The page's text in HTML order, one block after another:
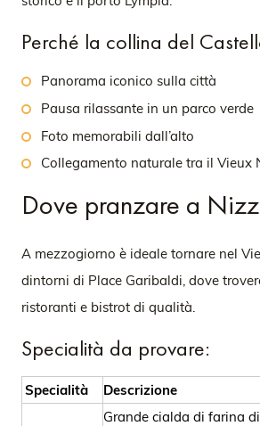
Perché la collina del
Panorama iconico sulla città
Pausa rilassante in un parco verde
Foto memorabili dall’alto
Collegamento naturale tra il Vieux
Dove pranzare a
A mezzogiorno è ideale tornare nel
dintorni di Place Garibaldi, dove
ristoranti e bistrot di qualità.
Specialità da provare:
Specialità Descrizione
Grande cialda di farina